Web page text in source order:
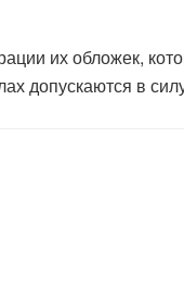
их обложек,
допускаются в